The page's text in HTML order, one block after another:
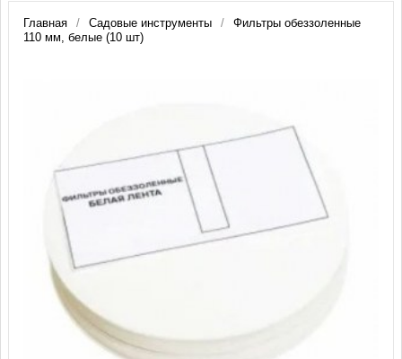
Главная Садовые инструменты
Фильтры обеззоленные
110 мм, белые (10 шт)
Фильтры обеззоленные 110 мм, белые